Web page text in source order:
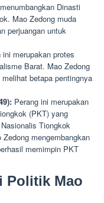
Dinasti
Mao Zedong muda
perjuangan untuk
ini merupakan protes
Barat. Mao Zedong
betapa pentingnya
Perang ini merupakan
(PKT) yang
Tiongkok
mengembangkan
memimpin PKT
Politik Mao